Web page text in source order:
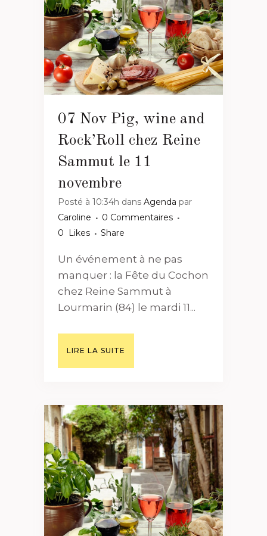
07 Nov Pig, wine and
Rock’Roll chez Reine
Sammut le 11
novembre
Posté à 10:34h dans Agenda par
Caroline
0 Commentaires
0
Likes Share
Un événement à ne pas
manquer : la Fête du Cochon
chez Reine Sammut à
Lourmarin (84) le mardi 11...
LIRE LA SUITE